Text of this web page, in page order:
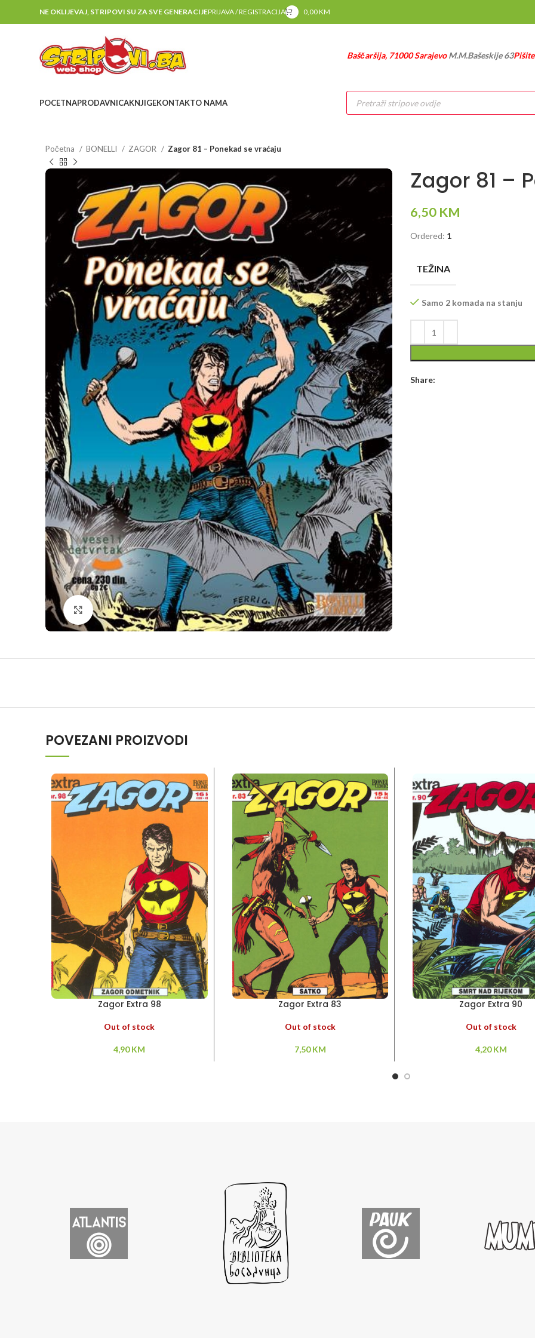
NE OKLIJEVAJ, STRIPOVI SU ZA SVE GENERACIJEPRIJAVA / REGISTRACIJA 0,00KM
Baščaršija, 71000 SarajevoM.M.Bašeskije 63
POCETNAPRODAVNICAKNJIGEKONTAKTO NAMA
Products
search
Početna BONELLI ZAGOR Zagor 81 – Ponekad se vraćaju
Klikni da povečaš
Zagor 81 –
6,50 KM
Ordered: 1
TEŽINA
Samo 2 komada na stanju
Share:
POVEZANI PROIZVODI
Zagor Extra 98
Out of stock
4,90KM
Zagor Extra 83
Out of stock
7,50KM
Zagor Extra 90
Out of stock
4,20KM